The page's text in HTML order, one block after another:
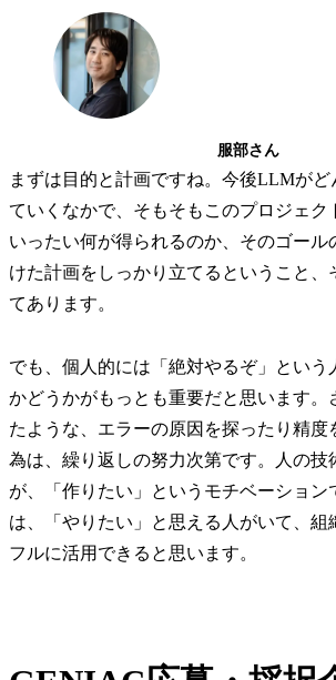
服部さん
まずは目的と計画ですね。今後LLMがど
ていくなかで、そもそもこのプロジェク
いったい何が得られるのか、そのゴール
けた計画をしっかり立てるということ、
てあります。
でも、個人的には「絶対やるぞ」という
かどうかがもっとも重要だと思います。
たような、エラーの原因を探ったり精度
為は、繰り返しの努力次第です。人の技
が、「作りたい」というモチベーション
は、「やりたい」と思える人がいて、組
フルに活用できると思います。